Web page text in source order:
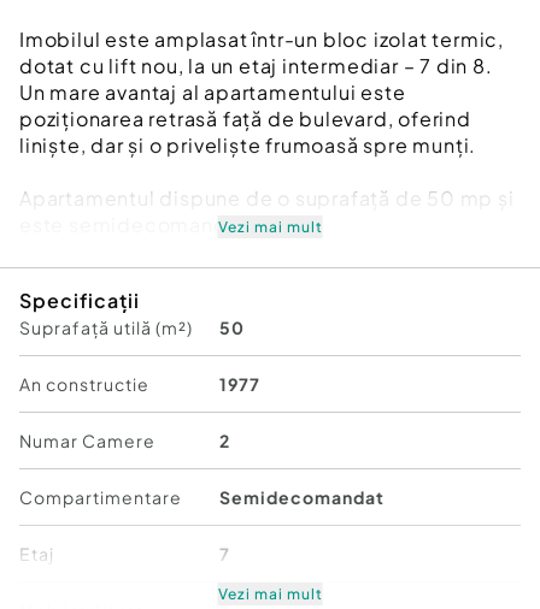
Imobilul este amplasat într-un bloc izolat termic,
dotat cu lift nou, la un etaj intermediar – 7 din 8.
Un mare avantaj al apartamentului este
poziționarea retrasă față de bulevard, oferind
liniște, dar și o priveliște frumoasă spre munți.
Apartamentul dispune de o suprafață de 50 mp și
este semidecomandat:
balcon.
Locuința este dotată cu geamuri termopan, însă
necesită renovare, oferind astfel posibilitatea
amenajării după propriul gust.
Se vinde nemobilat
În ceea ce privește încălzirea, apartamentul
beneficiază de separație la gaz cu contor
individual si există posibilitatea montării unei
centrale proprii, datorită separației existente.
Vezi mai mult
Specificații
Suprafață utilă (m²) 50
An constructie 1977
Numar Camere 2
Compartimentare Semidecomandat
Etaj 7
Vezi mai mult